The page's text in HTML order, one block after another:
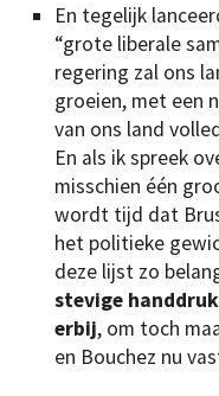
En tegelijk
“grote liberale
regering zal ons
groeien, met een
van ons land
En als ik spreek
misschien één
wordt tijd dat
het politieke
deze lijst zo
stevige
erbij, om toch
en Bouchez nu